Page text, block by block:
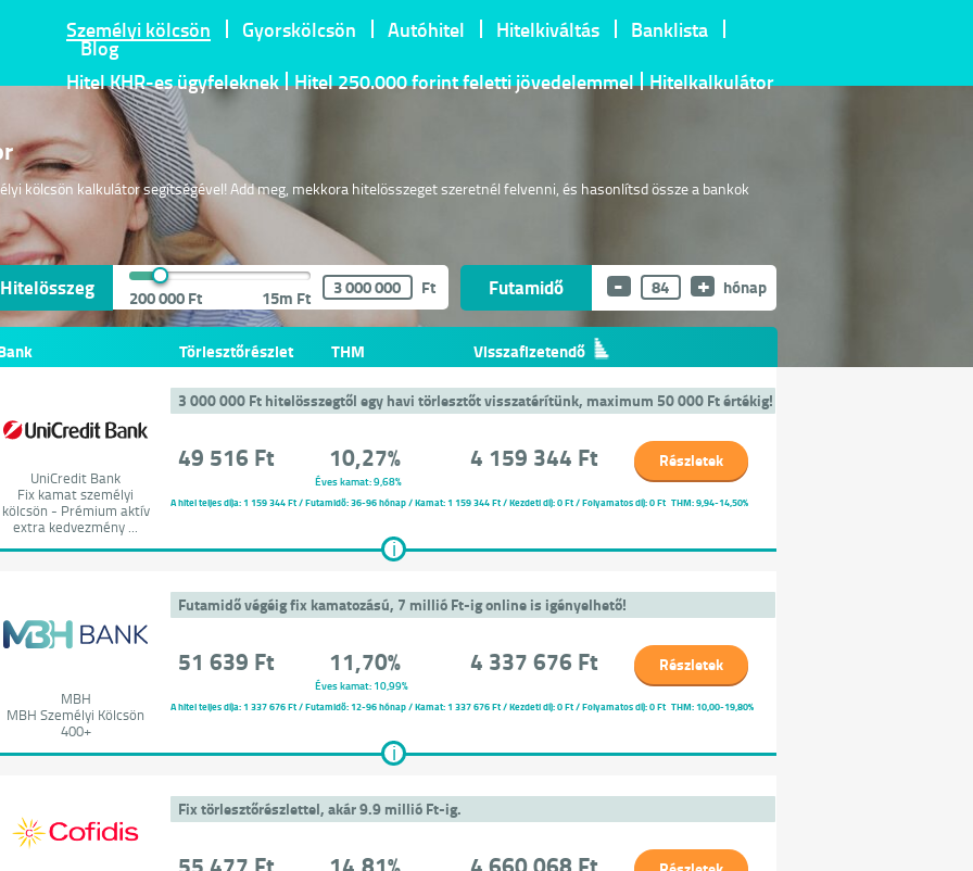
Személyi kölcsön Gyorskölcsön Autóhitel Hitelkiváltás Banklista
Blog
Hitel KHR-es ügyfeleknek Hitel 250.000 forint feletti jövedelemmel Hitelkalkulátor
kölcsön kalkulátor segítségével! Add meg, mekkora hitelösszeget szeretnél felvenni, és hasonlítsd össze a bankok
Hitelösszeg 200 000 Ft 15m Ft Ft Futamidő - + hónap
Törlesztőrészlet THM Visszafizetendő
UniCredit Bank
Fix kamat személyi
kölcsön - Prémium aktív
extra kedvezmény ...
3 000 000 Ft hitelösszegtől egy havi törlesztőt visszatérítünk, maximum 50 000 Ft értékig!
49 516 Ft 10,27%
Éves kamat: 9,68%
4 159 344 Ft Részletek
A hitel teljes díja:1 159 344 Ft/ Futamidő: 36-96 hónap / Kamat: 1 159 344 Ft / Kezdeti díj: 0 Ft / Folyamatos díj: 0 Ft THM: 9,94-14,50%
i
MBH
MBH Személyi Kölcsön
400+
Futamidő végéig fix kamatozású, 7 millió Ft-ig online is igényelhető!
51 639 Ft 11,70%
Éves kamat: 10,99%
4 337 676 Ft Részletek
A hitel teljes díja:1 337 676 Ft/ Futamidő: 12-96 hónap / Kamat: 1 337 676 Ft / Kezdeti díj: 0 Ft / Folyamatos díj: 0 Ft THM: 10,00-19,80%
i
Fix törlesztőrészlettel, akár 9.9 millió Ft-ig.